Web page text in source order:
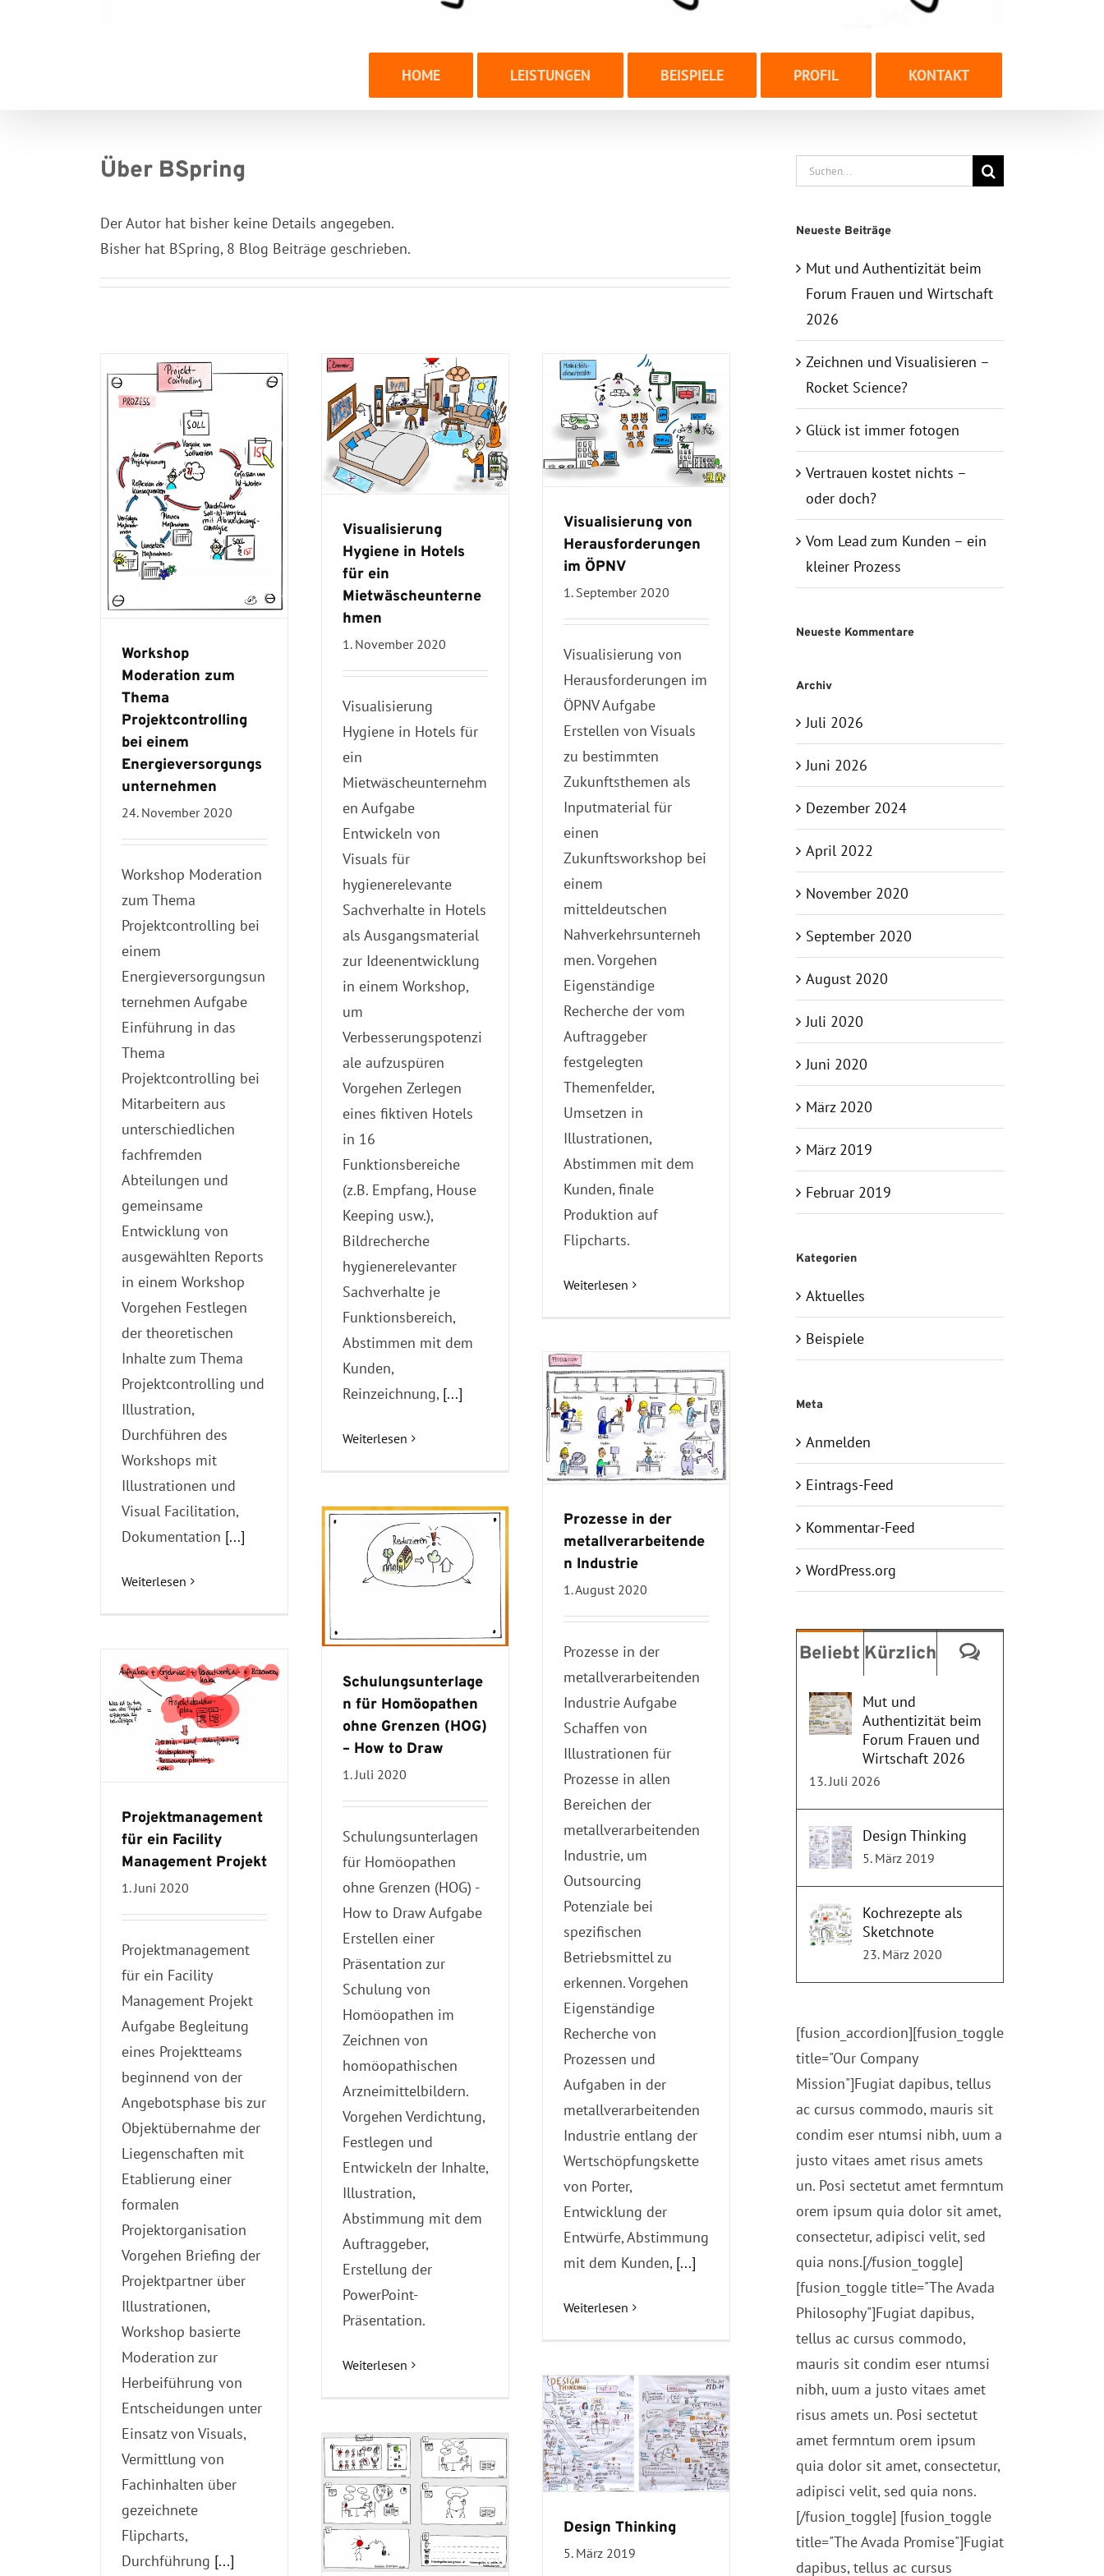
HOME LEISTUNGEN BEISPIELE PROFIL KONTAKT
Über BSpring
Der Autor hat bisher keine Details angegeben.
Bisher hat BSpring, 8 Blog Beiträge geschrieben.
Workshop
Moderation zum
Thema
Projektcontrolling
bei einem
Energieversorgungs
unternehmen
24. November 2020
Workshop Moderation
zum Thema
Projektcontrolling bei
einem
Energieversorgungsun
ternehmen Aufgabe
Einführung in das
Thema
Projektcontrolling bei
Mitarbeitern aus
unterschiedlichen
fachfremden
Abteilungen und
gemeinsame
Entwicklung von
ausgewählten Reports
in einem Workshop
Vorgehen Festlegen
der theoretischen
Inhalte zum Thema
Projektcontrolling und
Illustration,
Durchführen des
Workshops mit
Illustrationen und
Visual Facilitation,
Dokumentation [...]
Weiterlesen
Visualisierung
Hygiene in Hotels
für ein
Mietwäscheunterne
hmen
1. November 2020
Visualisierung
Hygiene in Hotels für
ein
Mietwäscheunternehm
en Aufgabe
Entwickeln von
Visuals für
hygienerelevante
Sachverhalte in Hotels
als Ausgangsmaterial
zur Ideenentwicklung
in einem Workshop,
um
Verbesserungspotenzi
ale aufzuspüren
Vorgehen Zerlegen
eines fiktiven Hotels
in 16
Funktionsbereiche
(z.B. Empfang, House
Keeping usw.),
Bildrecherche
hygienerelevanter
Sachverhalte je
Funktionsbereich,
Abstimmen mit dem
Kunden,
Reinzeichnung, [...]
Weiterlesen
Visualisierung von
Herausforderungen
im ÖPNV
1. September 2020
Visualisierung von
Herausforderungen im
ÖPNV Aufgabe
Erstellen von Visuals
zu bestimmten
Zukunftsthemen als
Inputmaterial für
einen
Zukunftsworkshop bei
einem
mitteldeutschen
Nahverkehrsunterneh
men. Vorgehen
Eigenständige
Recherche der vom
Auftraggeber
festgelegten
Themenfelder,
Umsetzen in
Illustrationen,
Abstimmen mit dem
Kunden, finale
Produktion auf
Flipcharts.
Weiterlesen
Prozesse in der
metallverarbeitende
n Industrie
1. August 2020
Prozesse in der
metallverarbeitenden
Industrie Aufgabe
Schaffen von
Illustrationen für
Prozesse in allen
Bereichen der
metallverarbeitenden
Industrie, um
Outsourcing
Potenziale bei
spezifischen
Betriebsmittel zu
erkennen. Vorgehen
Eigenständige
Recherche von
Prozessen und
Aufgaben in der
metallverarbeitenden
Industrie entlang der
Wertschöpfungskette
von Porter,
Entwicklung der
Entwürfe, Abstimmung
mit dem Kunden, [...]
Weiterlesen
Schulungsunterlage
n für Homöopathen
ohne Grenzen (HOG)
– How to Draw
1. Juli 2020
Schulungsunterlagen
für Homöopathen
ohne Grenzen (HOG) -
How to Draw Aufgabe
Erstellen einer
Präsentation zur
Schulung von
Homöopathen im
Zeichnen von
homöopathischen
Arzneimittelbildern.
Vorgehen Verdichtung,
Festlegen und
Entwickeln der Inhalte,
Illustration,
Abstimmung mit dem
Auftraggeber,
Erstellung der
PowerPoint-
Präsentation.
Weiterlesen
Projektmanagement
für ein Facility
Management Projekt
1. Juni 2020
Projektmanagement
für ein Facility
Management Projekt
Aufgabe Begleitung
eines Projektteams
beginnend von der
Angebotsphase bis zur
Objektübernahme der
Liegenschaften mit
Etablierung einer
formalen
Projektorganisation
Vorgehen Briefing der
Projektpartner über
Illustrationen,
Workshop basierte
Moderation zur
Herbeiführung von
Entscheidungen unter
Einsatz von Visuals,
Vermittlung von
Fachinhalten über
gezeichnete
Flipcharts,
Durchführung [...]
Design Thinking
5. März 2019
Suche
nach:
Neueste Beiträge
Mut und Authentizität beim
Forum Frauen und Wirtschaft
2026
Zeichnen und Visualisieren –
Rocket Science?
Glück ist immer fotogen
Vertrauen kostet nichts –
oder doch?
Vom Lead zum Kunden – ein
kleiner Prozess
Neueste Kommentare
Archiv
Juli 2026
Juni 2026
Dezember 2024
April 2022
November 2020
September 2020
August 2020
Juli 2020
Juni 2020
März 2020
März 2019
Februar 2019
Kategorien
Aktuelles
Beispiele
Meta
Anmelden
Eintrags-Feed
Kommentar-Feed
WordPress.org
Beliebt Kürzlich Kommentare
Mut und
Authentizität beim
Forum Frauen und
Wirtschaft 2026
13. Juli 2026
Design Thinking
5. März 2019
Kochrezepte als
Sketchnote
23. März 2020
[fusion_accordion][fusion_toggle
title="Our Company
Mission"]Fugiat dapibus, tellus
ac cursus commodo, mauris sit
condim eser ntumsi nibh, uum a
justo vitaes amet risus amets
un. Posi sectetut amet fermntum
orem ipsum quia dolor sit amet,
consectetur, adipisci velit, sed
quia nons.[/fusion_toggle]
[fusion_toggle title="The Avada
Philosophy"]Fugiat dapibus,
tellus ac cursus commodo,
mauris sit condim eser ntumsi
nibh, uum a justo vitaes amet
risus amets un. Posi sectetut
amet fermntum orem ipsum
quia dolor sit amet, consectetur,
adipisci velit, sed quia nons.
[/fusion_toggle] [fusion_toggle
title="The Avada Promise"]Fugiat
dapibus, tellus ac cursus